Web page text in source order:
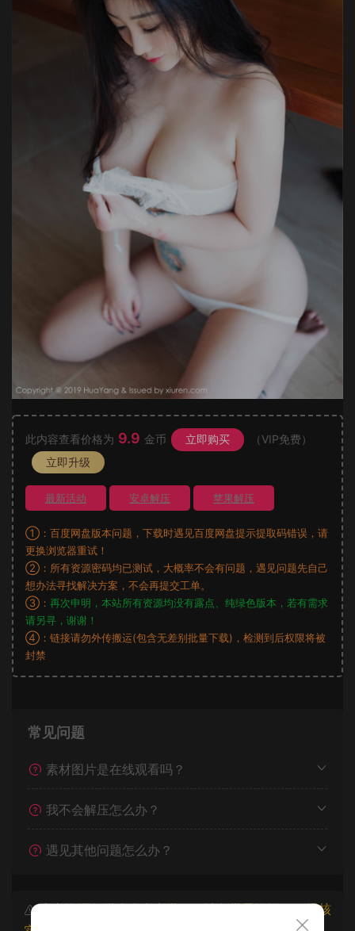
此内容查看价格为 9.9 金币 立即购买
（VIP免费）
立即升级
最新活动 安卓解压 苹果解压
①：百度网盘版本问题，下载时遇见百度网盘提示提取码错误，请
更换浏览器重试！
②：所有资源密码均已测试，大概率不会有问题，遇见问题先自己
想办法寻找解决方案，不会再提交工单。
③： 再次申明，本站所有资源均没有露点、纯绿色版本，若有需求
请另寻，谢谢！
④：链接请勿外传搬运(包含无差别批量下载)，检测到后权限将被
封禁
常见问题
素材图片是在线观看吗？
我不会解压怎么办？
遇见其他问题怎么办？
本文资源仅供个人参考学习，请勿批量搬运，一经核